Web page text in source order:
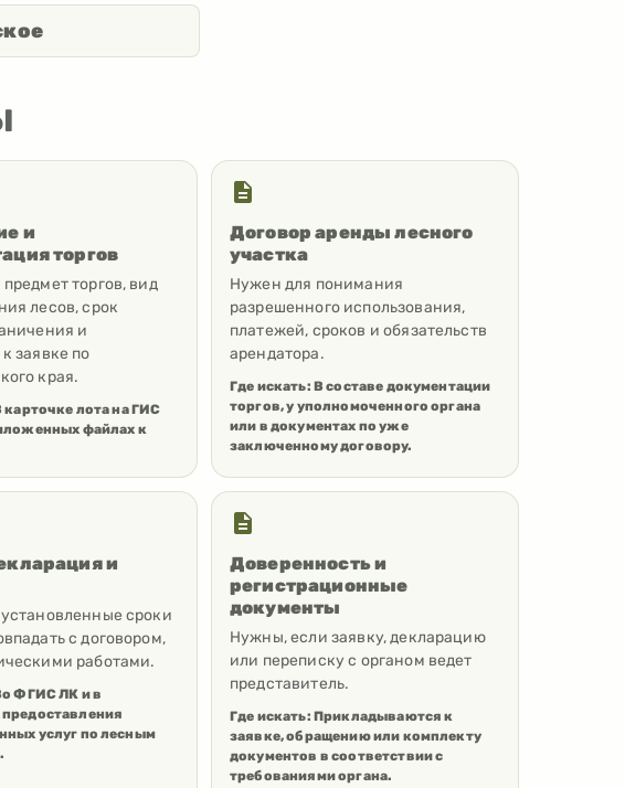
и
торгов
торгов, вид
лесов, срок
и
заявке по
края.
карточке лота на ГИС
файлах к
Договор аренды лесного
участка
Нужен для понимания
разрешенного использования,
платежей, сроков и обязательств
арендатора.
Где искать: В составе документации
торгов, у уполномоченного органа
или в документах по уже
заключенному договору.
и
сроки
с договором,
работами.
ФГИС ЛК и в
предоставления
услуг по лесным
Доверенность и
регистрационные
документы
Нужны, если заявку, декларацию
или переписку с органом ведет
представитель.
Где искать: Прикладываются к
заявке, обращению или комплекту
документов в соответствии с
требованиями органа.